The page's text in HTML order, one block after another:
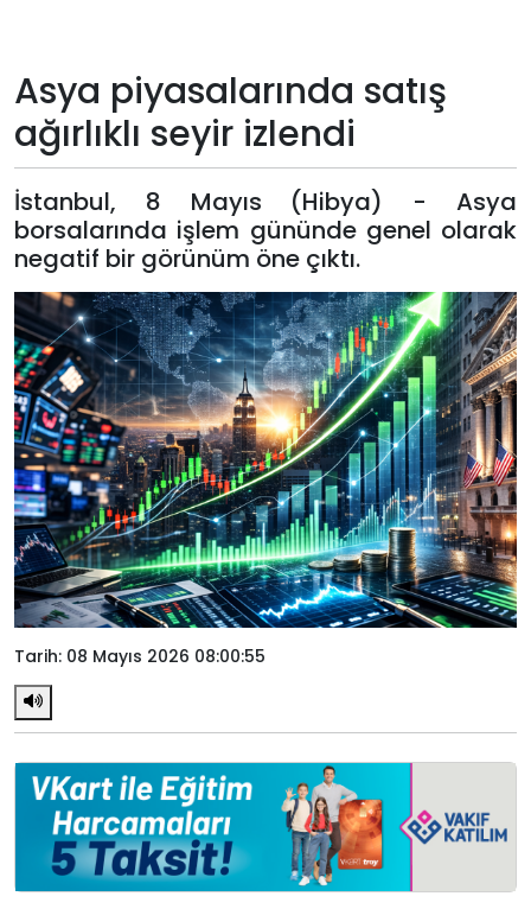
Künye
Giriş
Yap
Asya piyasalarında satış
ağırlıklı seyir izlendi
İstanbul, 8 Mayıs (Hibya) - Asya
borsalarında işlem gününde genel olarak
negatif bir görünüm öne çıktı.
Tarih: 08 Mayıs 2026 08:00:55